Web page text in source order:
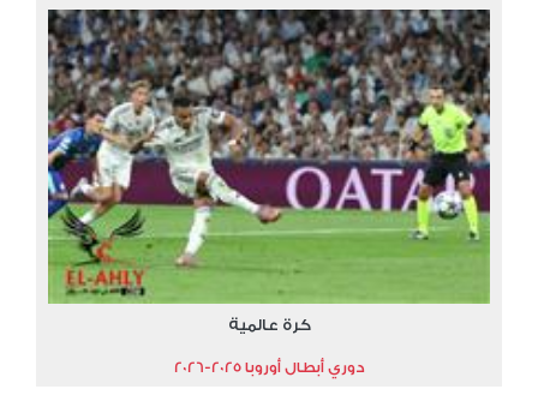
كرة عالمية
دوري أبطال أوروبا 2025-2026